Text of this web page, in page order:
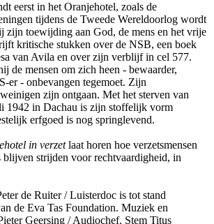
eerst in het Oranjehotel, zoals de
tijdens de Tweede Wereldoorlog wordt
zijn toewijding aan God, de mens en het vrije
kritische stukken over de NSB, een boek
van Avila en over zijn verblijf in cel 577.
de mensen om zich heen - bewaarder,
er - onbevangen tegemoet. Zijn
zijn ontgaan. Met het sterven van
1942 in Dachau is zijn stoffelijk vorm
erfgoed is nog springlevend.
in verzetlaat horen hoe verzetsmensen
blijven strijden voor rechtvaardigheid, in
de Ruiter / Luisterdoc is tot stand
de Eva Tas Foundation. Muziek en
Geersing / Audiochef. Stem Titus